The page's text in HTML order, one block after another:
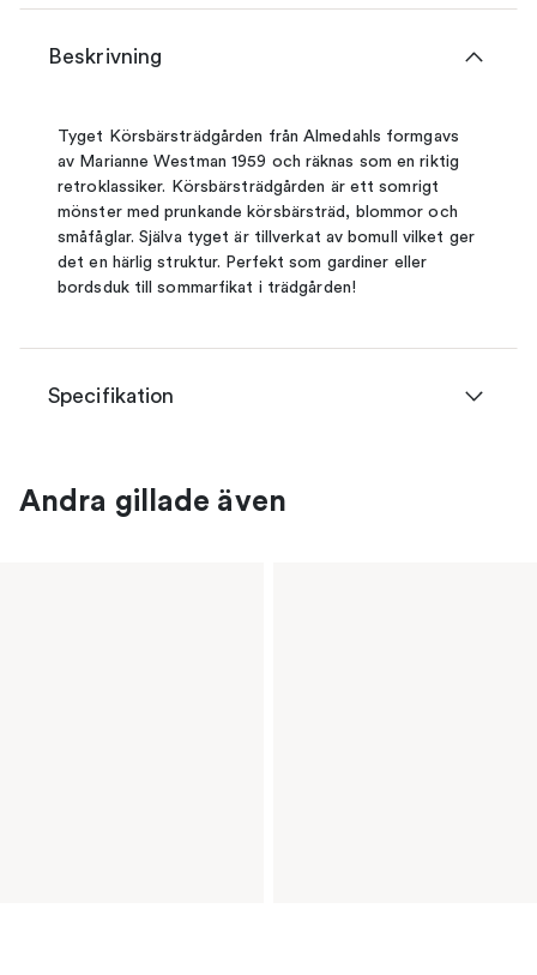
Beskrivning
Tyget Körsbärsträdgården från Almedahls formgavs
av Marianne Westman 1959 och räknas som en riktig
retroklassiker. Körsbärsträdgården är ett somrigt
mönster med prunkande körsbärsträd, blommor och
småfåglar. Själva tyget är tillverkat av bomull vilket ger
det en härlig struktur. Perfekt som gardiner eller
bordsduk till sommarfikat i trädgården!
Specifikation
Andra gillade även